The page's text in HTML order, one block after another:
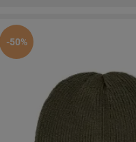
-50%